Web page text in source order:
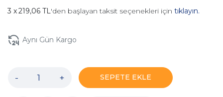
219,06 TL'den başlayan taksit seçenekleri için tıklayın.
Aynı Gün Kargo
- + SEPETE EKLE